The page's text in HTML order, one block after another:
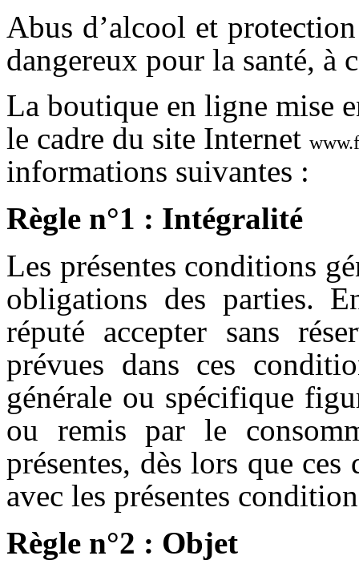
Abus d’alcool et
dangereux pour la santé, à
La boutique en ligne mise
le cadre du site Internet
informations suivantes :
Règle n°1 : Intégralité
Les présentes conditions
obligations des parties.
réputé accepter sans
prévues dans ces
générale ou spécifique
ou remis par le
présentes, dès lors que
avec les présentes
Règle n°2 : Objet